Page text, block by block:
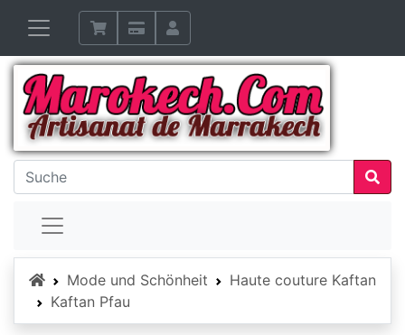
Startseite
Mode und Schönheit
Haute couture Kaftan
Kaftan Pfau